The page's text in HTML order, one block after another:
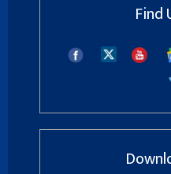
Find